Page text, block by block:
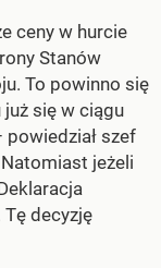
ceny w hurcie
Stanów
To powinno się
już się w ciągu
powiedział szef
Natomiast jeżeli
decyzję